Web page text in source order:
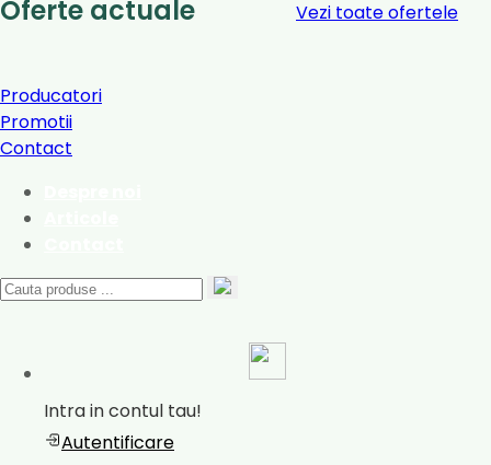
Oferte actuale Vezi toate ofertele
Producatori
Promotii
Contact
Intra in contul tau!
Autentificare